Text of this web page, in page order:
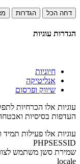
דחה הכל הגדרות
הגדרות עוגיות
חיוניות
אנליטיקה
שיווק ופרסום
עוגיות אלו הכרחיות
העדפות בסיסיות
עוגיות אלו פעילות תמיד
PHPSESSID
שמירת סשן משתמש
locale